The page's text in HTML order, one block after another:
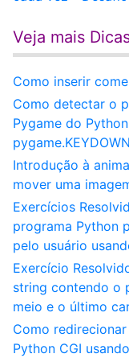
Veja mais
Como inserir
Como detectar o
Pygame do
pygame.KEYDOWN
Introdução à
mover uma
Exercícios
programa Python
pelo usuário
Exercício
string contendo o
meio e o último
Como
Python CGI